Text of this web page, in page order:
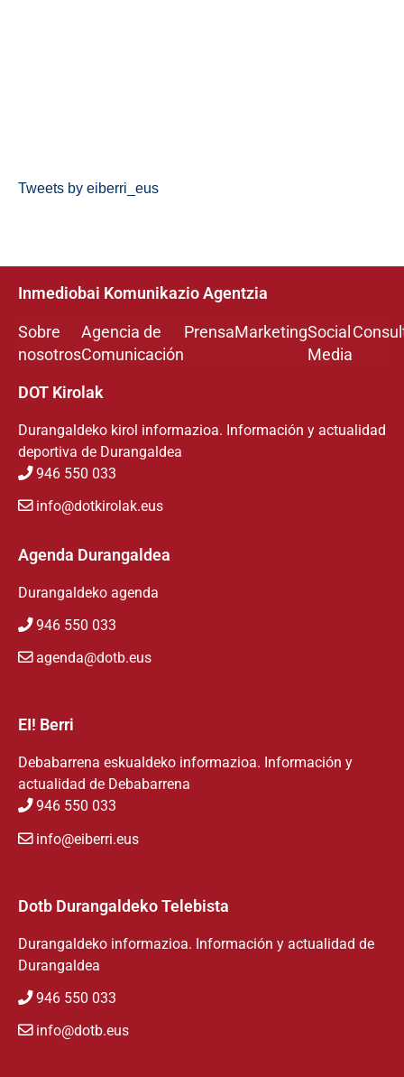
Tweets by eiberri_eus
Inmediobai Komunikazio Agentzia
Sobre
nosotros
Agencia de
Comunicación
PrensaMarketingSocial
Media
DOT Kirolak
Durangaldeko kirol informazioa. Información y actualidad
deportiva de Durangaldea
946 550 033
info@dotkirolak.eus
Agenda Durangaldea
Durangaldeko agenda
946 550 033
agenda@dotb.eus
EI! Berri
Debabarrena eskualdeko informazioa. Información y
actualidad de Debabarrena
946 550 033
info@eiberri.eus
Dotb Durangaldeko Telebista
Durangaldeko informazioa. Información y actualidad de
Durangaldea
946 550 033
info@dotb.eus